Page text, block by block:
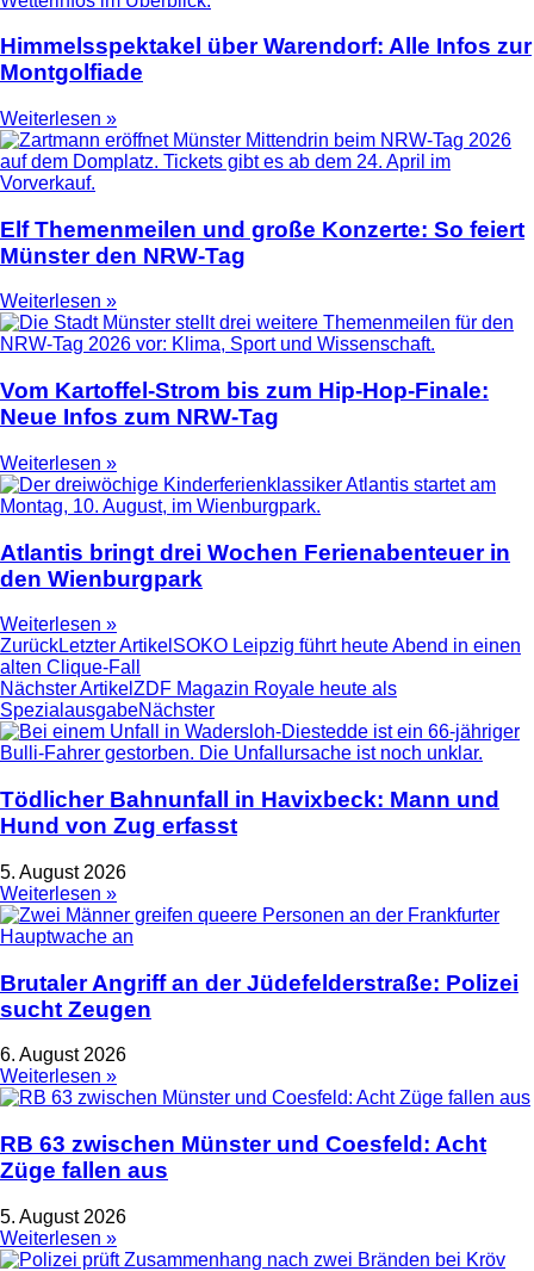
Himmelsspektakel über Warendorf: Alle Infos zur
Montgolfiade
Weiterlesen »
Elf Themenmeilen und große Konzerte: So feiert
Münster den NRW-Tag
Weiterlesen »
Vom Kartoffel-Strom bis zum Hip-Hop-Finale:
Neue Infos zum NRW-Tag
Weiterlesen »
Atlantis bringt drei Wochen Ferienabenteuer in
den Wienburgpark
Weiterlesen »
ZurückLetzter Artikel SOKO Leipzig führt heute Abend in einen
alten Clique-Fall
Nächster Artikel ZDF Magazin Royale heute als
SpezialausgabeNächster
Tödlicher Bahnunfall in Havixbeck: Mann und
Hund von Zug erfasst
5. August 2026
Weiterlesen »
Brutaler Angriff an der Jüdefelderstraße: Polizei
sucht Zeugen
6. August 2026
Weiterlesen »
RB 63 zwischen Münster und Coesfeld: Acht
Züge fallen aus
5. August 2026
Weiterlesen »